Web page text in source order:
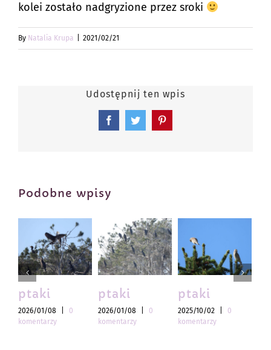
kolei zostało nadgryzione przez sroki
By Natalia Krupa 2021/02/21
Udostępnij ten wpis
FacebookTwitterPinterest
Podobne wpisy
ptaki
2026/01/08
0
komentarzy
ptaki
2026/01/08
0
komentarzy
ptaki
2025/10/02
0
komentarzy